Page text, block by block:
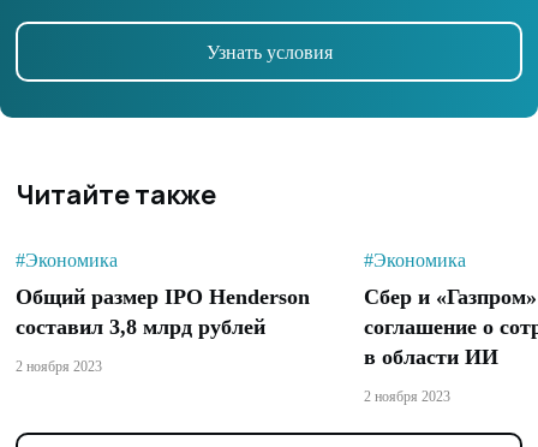
Узнать условия
Читайте также
#Экономика
Общий размер IPO Henderson
составил 3,8 млрд рублей
2 ноября 2023
#Экономика
Сбер и
соглашение о
в области ИИ
2 ноября 2023